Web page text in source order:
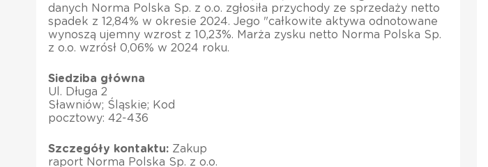
danych Norma Polska Sp. z o.o. zgłosiła przychody ze sprzedaży netto
spadek z 12,84% w okresie 2024. Jego "całkowite aktywa odnotowane
wynoszą ujemny wzrost z 10,23%. Marża zysku netto Norma Polska Sp.
z o.o. wzrósł 0,06% w 2024 roku.
Siedziba główna
Ul. Długa 2
Sławniów; Śląskie; Kod
pocztowy: 42-436
Szczegóły kontaktu: Zakup
raport Norma Polska Sp. z o.o.